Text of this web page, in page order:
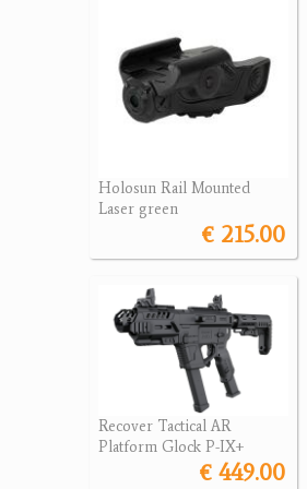
Holosun Rail Mounted
Laser green
€ 215.00
Recover Tactical AR
Platform Glock P-IX+
€ 449.00